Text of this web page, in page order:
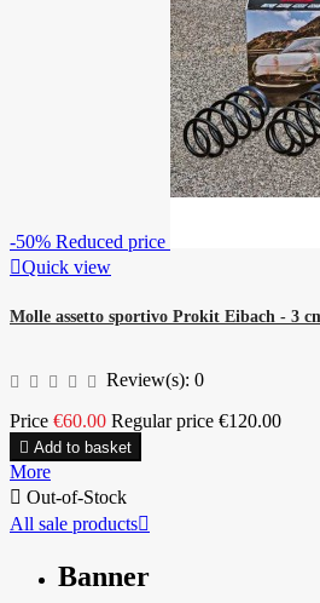
-50% Reduced price
Quick view
Molle assetto sportivo Prokit Eibach - 3
Review(s): 0
Price €60.00 Regular price €120.00
 Add to basket
More
 Out-of-Stock
All sale products
Banner